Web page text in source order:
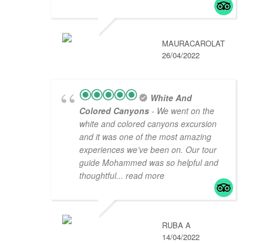
MAURACAROLAT
26/04/2022
White And
Colored Canyons - We went on the
white and colored canyons excursion
and it was one of the most amazing
experiences we’ve been on. Our tour
guide Mohammed was so helpful and
thoughtful... read more
RUBA A
14/04/2022